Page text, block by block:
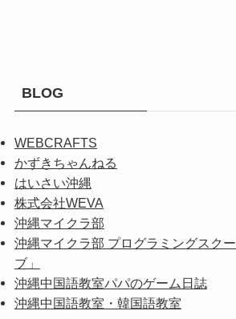
BLOG
WEBCRAFTS
かずきちゃんねる
はいさい沖縄
株式会社WEVA
沖縄マイクラ部
沖縄マイクラ部 プログラミングスク
ブ」
沖縄中国語教室パパのゲーム日誌
沖縄中国語教室・韓国語教室